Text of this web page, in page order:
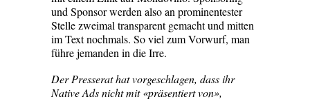
und Sponsor werden also an prominentester
Stelle zweimal transparent gemacht und mitten
im Text nochmals. So viel zum Vorwurf, man
führe jemanden in die Irre.
Der Presserat hat vorgeschlagen, dass ihr
Native Ads nicht mit «präsentiert von»,